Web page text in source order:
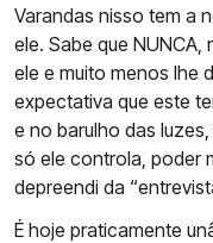
Varandas nisso tem a
ele. Sabe que
ele e muito menos lhe
expectativa que este
e no barulho das
só ele controla, poder
depreendi da
É hoje praticamente